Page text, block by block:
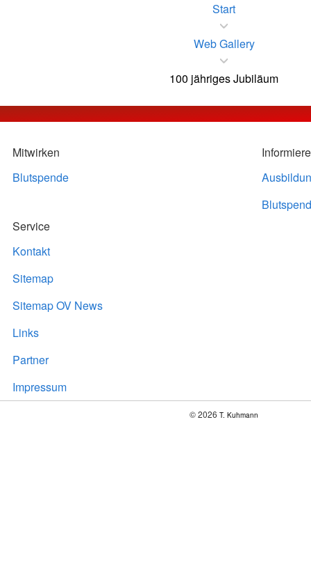
Start
Web Gallery
100 jähriges Jubiläum
Mitwirken
Blutspende
Service
Kontakt
Sitemap
Sitemap OV News
Links
Partner
Impressum
© 2026 T. Kuhmann